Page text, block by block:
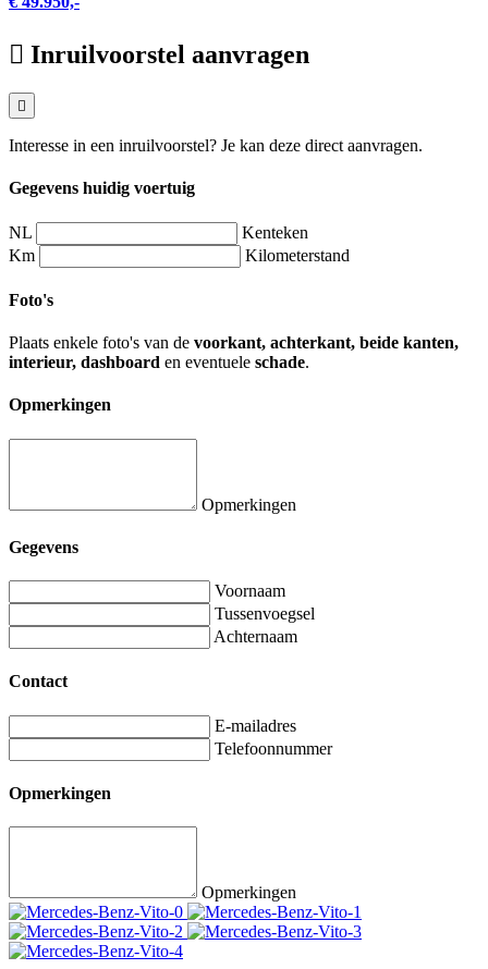
Inruilvoorstel aanvragen
Interesse in een inruilvoorstel? Je kan deze direct aanvragen.
Gegevens huidig voertuig
NL
Kenteken
Km
Kilometerstand
Foto's
Plaats enkele foto's van de voorkant, achterkant, beide kanten,
interieur, dashboard en eventuele schade.
Opmerkingen
Opmerkingen
Gegevens
Voornaam
Tussenvoegsel
Achternaam
Contact
E-mailadres
Telefoonnummer
Opmerkingen
Opmerkingen